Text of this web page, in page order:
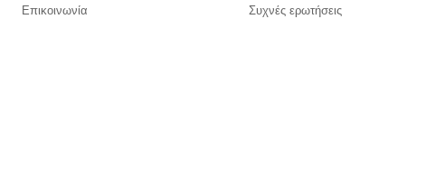
Επικοινωνία Συχνές ερωτήσεις